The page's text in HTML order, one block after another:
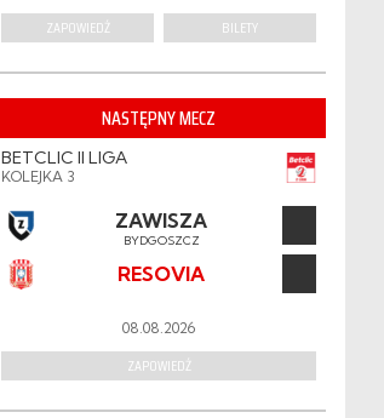
ZAPOWIEDŹ BILETY
NASTĘPNY MECZ
BETCLIC II LIGA
KOLEJKA 3
ZAWISZA
BYDGOSZCZ
RESOVIA
08.08.2026
ZAPOWIEDŹ